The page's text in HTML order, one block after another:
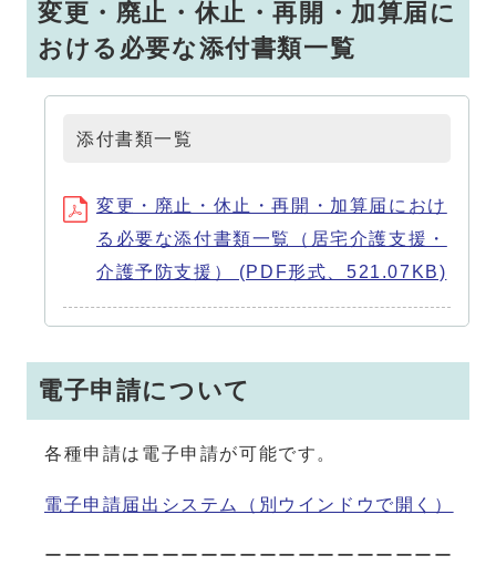
変更・廃止・休止・再開・加算届に
おける必要な添付書類一覧
添付書類一覧
変更・廃止・休止・再開・加算届におけ
る必要な添付書類一覧（居宅介護支援・
介護予防支援） (PDF形式、521.07KB)
電子申請について
各種申請は電子申請が可能です。
電子申請届出システム （別ウインドウで開く）
ーーーーーーーーーーーーーーーーーーーーー